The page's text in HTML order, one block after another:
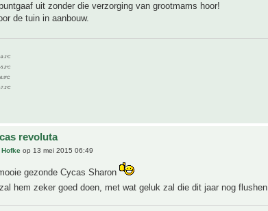
uit zonder die verzorging van grootmams hoor!
de tuin in aanbouw.
revoluta
op 13 mei 2015 06:49
gezonde Cycas Sharon
hem zeker goed doen, met wat geluk zal die dit jaar nog flushen